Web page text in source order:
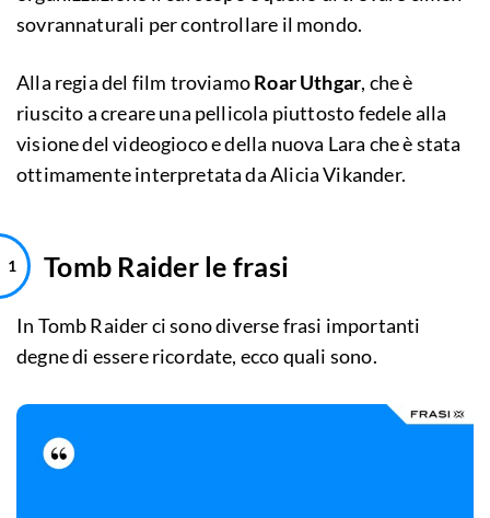
sovrannaturali per controllare il mondo.
Alla regia del film troviamoRoar Uthgar, che è
riuscito a creare una pellicola piuttosto fedele alla
visione del videogioco e della nuova Lara che è stata
ottimamente interpretata da Alicia Vikander.
Tomb Raider le frasi
In Tomb Raider ci sono diverse frasi importanti
degne di essere ricordate, ecco quali sono.